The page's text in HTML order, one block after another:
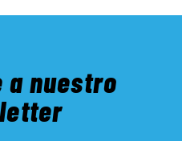
a nuestro